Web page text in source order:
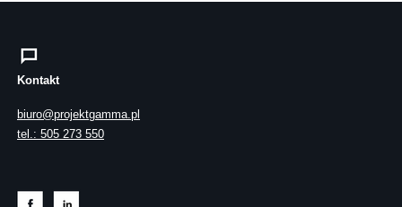
Kontakt
biuro@projektgamma.pl
tel.: 505 273 550